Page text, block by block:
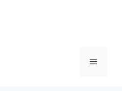
Menu